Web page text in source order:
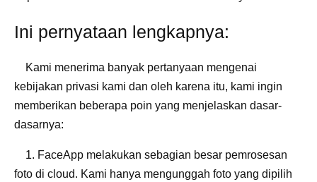
Ini pernyataan lengkapnya:
Kami menerima banyak pertanyaan mengenai
kebijakan privasi kami dan oleh karena itu, kami ingin
memberikan beberapa poin yang menjelaskan dasar-
dasarnya:
1. FaceApp melakukan sebagian besar pemrosesan
foto di cloud. Kami hanya mengunggah foto yang dipilih